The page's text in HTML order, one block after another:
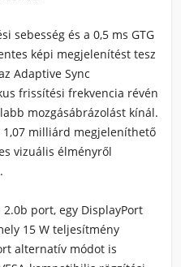
sebesség és a 0,5 ms GTG
képi megjelenítést tesz
Adaptive Sync
frissítési frekvencia révén
mozgásábrázolást kínál.
1,07 milliárd megjeleníthető
vizuális élményről
port, egy DisplayPort
15 W teljesítmény
alternatív módot is